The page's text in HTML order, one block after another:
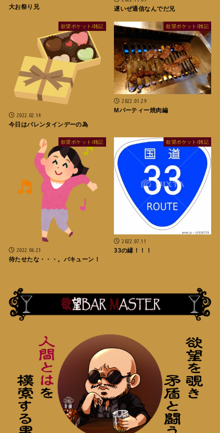
大お祭り兄 遅いぜ通信なんでだ兄
欲望ポケット/雑記
2022.02.14
今日はバレンタインデーの為
欲望ポケット/雑記
2022.01.29
Mパーティー焼肉編
欲望ポケット/雑記
2022.06.23
待たせたな・・・。バキューン！
欲望ポケット/雑記
2022.07.11
33の縁！！！